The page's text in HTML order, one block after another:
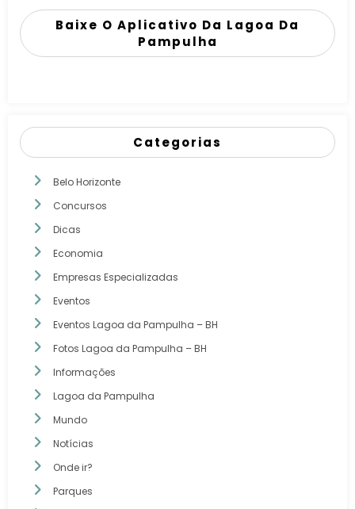
Baixe O Aplicativo Da Lagoa Da
Pampulha
Categorias
Belo Horizonte
Concursos
Dicas
Economia
Empresas Especializadas
Eventos
Eventos Lagoa da Pampulha – BH
Fotos Lagoa da Pampulha – BH
Informações
Lagoa da Pampulha
Mundo
Notícias
Onde ir?
Parques